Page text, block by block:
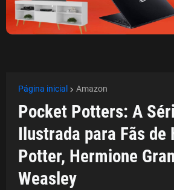
Página inicial Amazon
Pocket Potters: A
Ilustrada para Fãs de
Potter, Hermione
Weasley